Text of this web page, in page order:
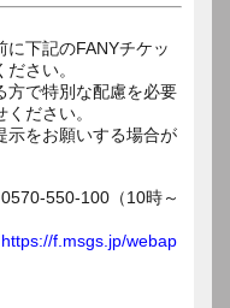
下記のFANYチケッ
さい。
方で特別な配慮を必要
ださい。
をお願いする場合が
550-100（10時～
https://f.msgs.jp/webap